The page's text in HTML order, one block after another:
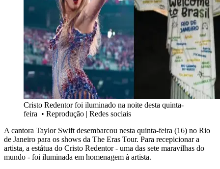
Cristo Redentor foi iluminado na noite desta quinta-
feira • Reprodução | Redes sociais
A cantora Taylor Swift desembarcou nesta quinta-feira (16) no Rio
de Janeiro para os shows da The Eras Tour. Para recepicionar a
artista, a estátua do Cristo Redentor - uma das sete maravilhas do
mundo - foi iluminada em homenagem à artista.